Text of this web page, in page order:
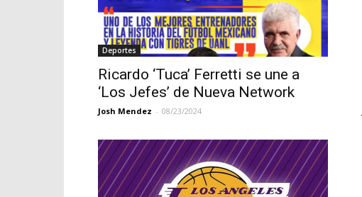
Deportes
Ricardo ‘Tuca’ Ferretti se une a
‘Los Jefes’ de Nueva Network
Josh Mendez - 08/23/2024